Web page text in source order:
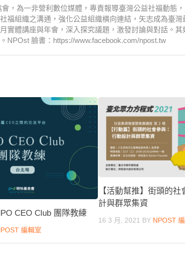
，為一非營利數位媒體，專責報導臺灣公益社福動態
福組織之溝通，強化公益組織橫向連結，矢志成為臺
實體講座與年會，深入探究議題，激發討論與對話。
NPOst 臉書：https://www.facebook.com/npost.tw
CEO Club 團隊教練
編輯室
【活動幫推】街頭的
計與群眾集資
16 3 月, 2021 BY NPOST